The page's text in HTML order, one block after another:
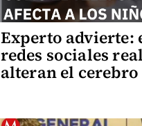
Experto advierte:
redes sociales
alteran el cerebro